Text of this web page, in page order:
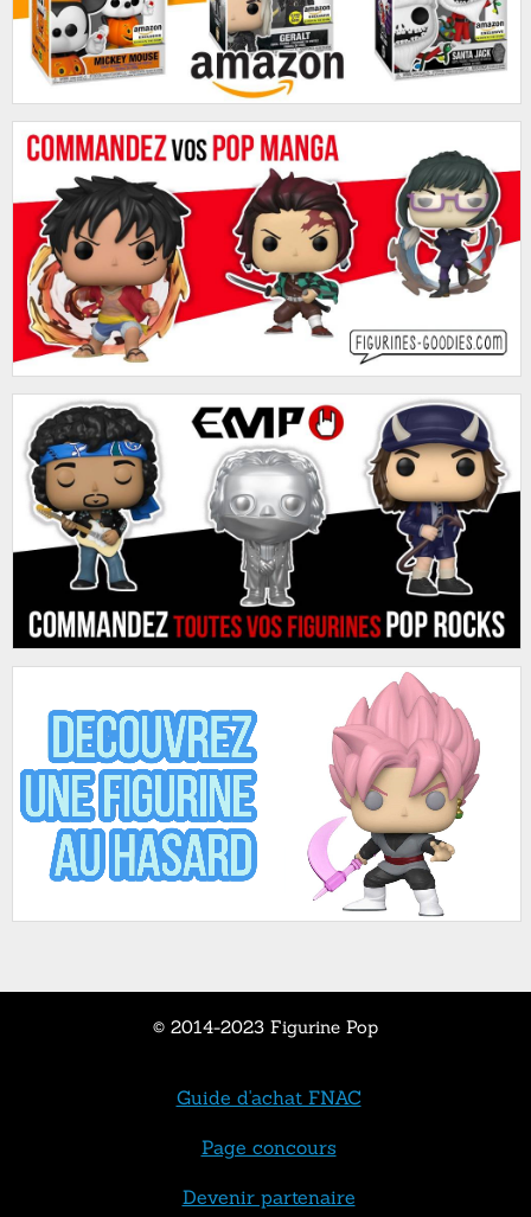
© 2014-2023 Figurine Pop
Guide d'achat FNAC
Page concours
Devenir partenaire